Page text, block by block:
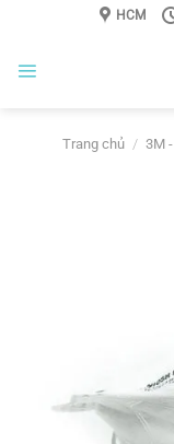
HCM
Trang chủ / 3M